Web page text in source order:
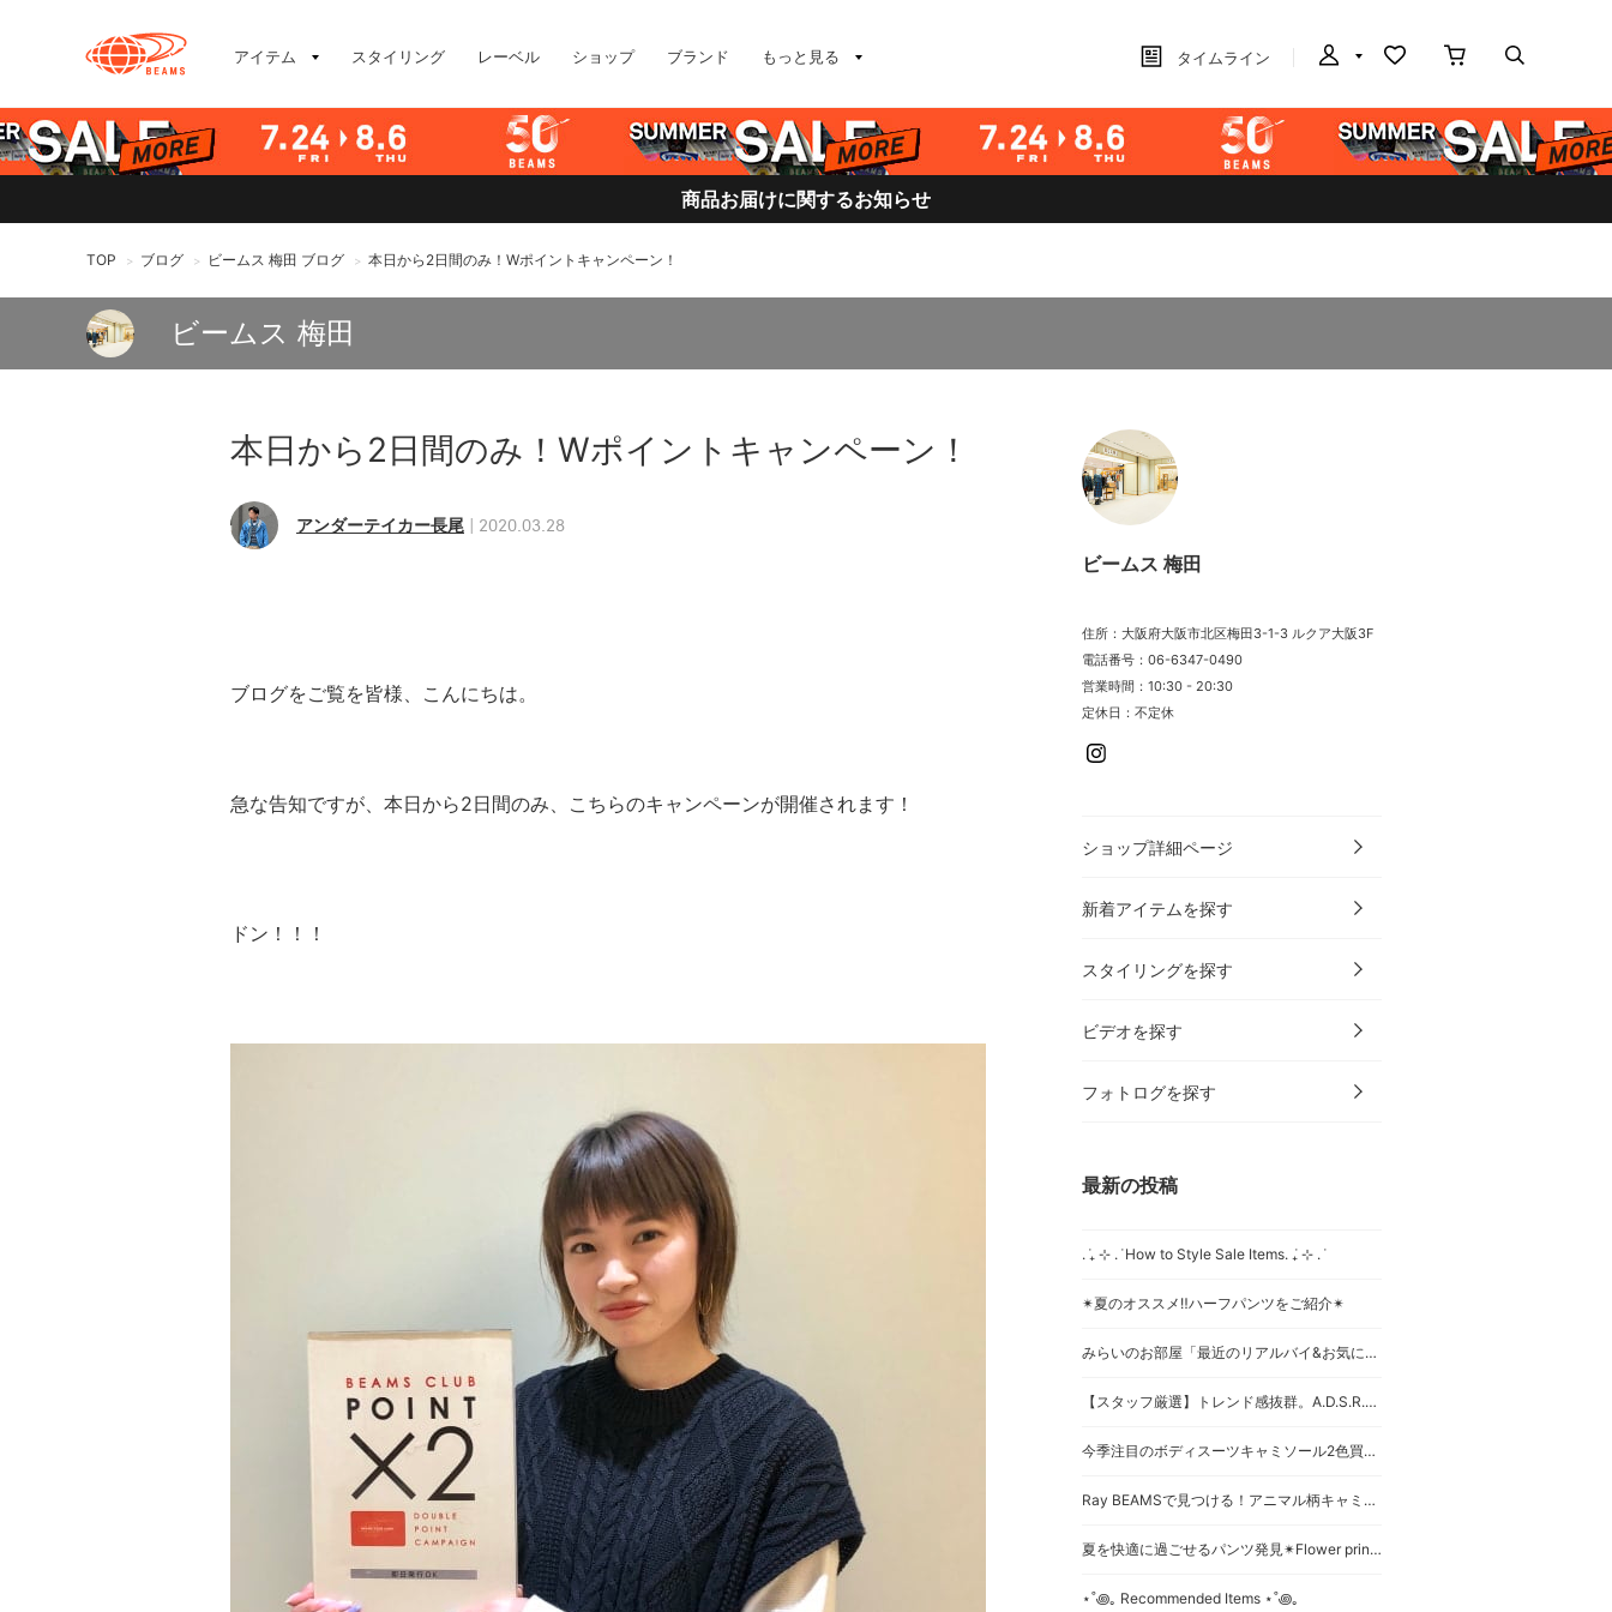
アイテム スタイリング レーベル ショップ ブランド もっと見る タイムライン
商品お届けに関するお知らせ
TOP > ブログ > ビームス 梅田 ブログ > 本日から2日間のみ！Wポイントキャンペーン！
ビームス 梅田
本日から2日間のみ！Wポイントキャンペーン！
アンダーテイカー長尾 2020.03.28
ブログをご覧を皆様、こんにちは。
急な告知ですが、本日から2日間のみ、こちらのキャンペーンが開催されます！
ドン！！！
ビームス 梅田
住所：大阪府大阪市北区梅田3-1-3 ルクア大阪3F
電話番号：06-6347-0490
営業時間：10:30 - 20:30
定休日：不定休
ショップ詳細ページ
新着アイテムを探す
スタイリングを探す
ビデオを探す
フォトログを探す
最新の投稿
. ݁₊ ⊹ . ݁ How to Style Sale Items. ݁₊ ⊹ . ݁
✴︎夏のオススメ‼︎ハーフパンツをご紹介✴︎
みらいのお部屋「最近のリアルバイ&お気に入りスタイリング」編
【スタッフ厳選】トレンド感抜群。A.D.S.R.の新作サングラス「VALENSI」「IHA」を比較！
今季注目のボディスーツキャミソール2色買い！
Ray BEAMSで見つける！アニマル柄キャミソールの着回し術！
夏を快適に過ごせるパンツ発見✴︎Flower print easy pants✴︎
⋆˚꩜｡ Recommended Items ⋆˚꩜｡